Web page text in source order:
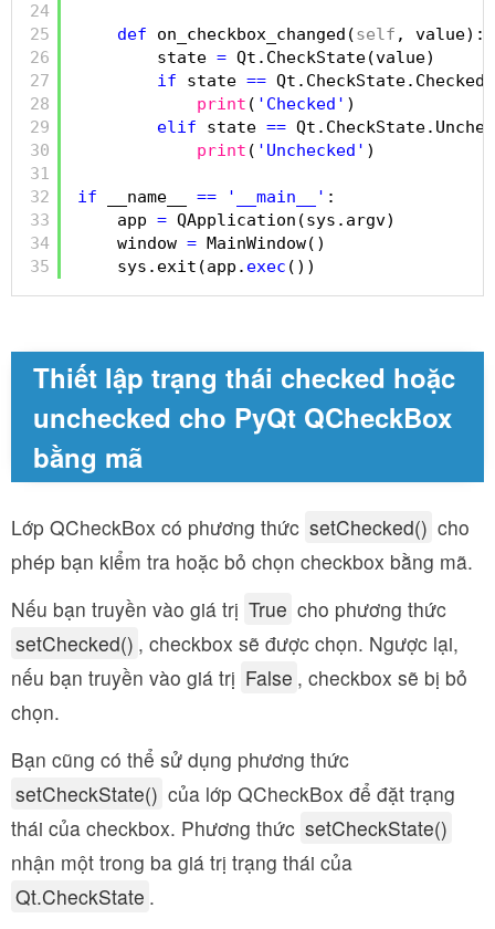
24
25
26
27
28
29
30
31
32
33
34
35
def on_checkbox_changed(self , value):
state = Qt.CheckState(value)
if
state == Qt.CheckState.Checked:
print ( 'Checked' )
elif
state ==
print ( 'Unchecked' )
if __name__ == '__main__' :
app = QApplication(sys.argv)
window = MainWindow()
sys.exit(app. exec ())
Thiết lập trạng thái checked hoặc
unchecked cho PyQt QCheckBox
bằng mã
Lớp QCheckBox có phương thức setChecked() cho
phép bạn kiểm tra hoặc bỏ chọn checkbox bằng mã.
Nếu bạn truyền vào giá trị True cho phương thức
setChecked() , checkbox sẽ được chọn. Ngược lại,
nếu bạn truyền vào giá trị False , checkbox sẽ bị bỏ
chọn.
Bạn cũng có thể sử dụng phương thức
setCheckState() của lớp QCheckBox để đặt trạng
thái của checkbox. Phương thức setCheckState()
nhận một trong ba giá trị trạng thái của
Qt.CheckState .